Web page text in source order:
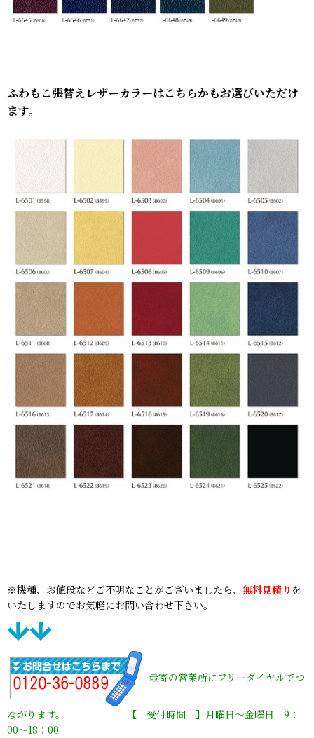
ふわもこ張替えレザーカラーはこちらかもお選びいただけ
ます。
※機種、お値段などご不明なことがございましたら、 無料見積り を
いたしますのでお気軽にお問い合わせ下さい。
最寄の営業所にフリーダイヤルでつ
ながります。 【 受付時間 】月曜日〜金曜日 9：
00〜18：00